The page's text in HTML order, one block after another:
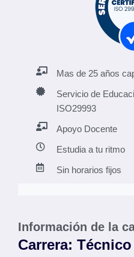
Información de la
Carrera:
Mas de 25 años
Servicio de
ISO29993
Apoyo Docente
Estudia a tu ritmo
Sin horarios fijos